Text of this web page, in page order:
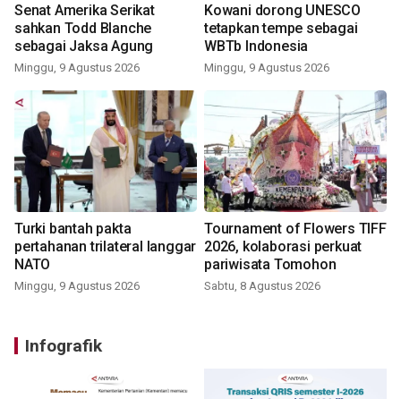
Senat Amerika Serikat
sahkan Todd Blanche
sebagai Jaksa Agung
Minggu, 9 Agustus 2026
Kowani dorong UNESCO
tetapkan tempe sebagai
WBTb Indonesia
Minggu, 9 Agustus 2026
Turki bantah pakta
pertahanan trilateral langgar
NATO
Minggu, 9 Agustus 2026
Tournament of Flowers TIFF
2026, kolaborasi perkuat
pariwisata Tomohon
Sabtu, 8 Agustus 2026
Infografik